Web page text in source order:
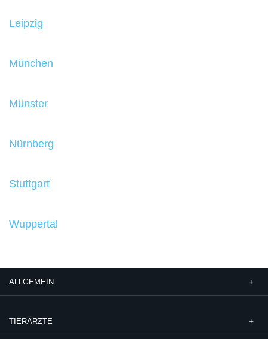
Leipzig
München
Münster
Nürnberg
Stuttgart
Wuppertal
ALLGEMEIN
TIERÄRZTE